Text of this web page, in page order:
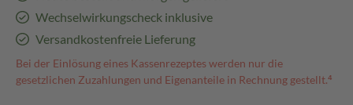
Wechselwirkungscheck inklusive
Versandkostenfreie Lieferung
Bei der Einlösung eines Kassenrezeptes werden nur die
gesetzlichen Zuzahlungen und Eigenanteile in Rechnung gestellt.⁴